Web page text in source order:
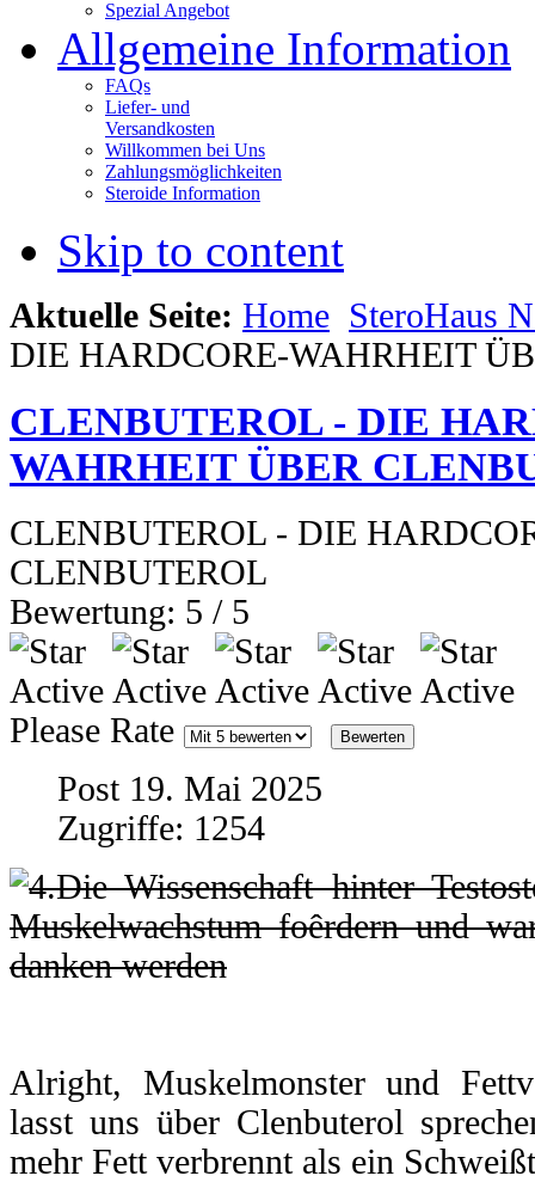
Spezial Angebot
Allgemeine Information
FAQs
Liefer- und
Versandkosten
Willkommen bei Uns
Zahlungsmöglichkeiten
Steroide Information
Skip to content
Aktuelle Seite: Home SteroHaus
DIE HARDCORE-WAHRHEIT
CLENBUTEROL - DIE
WAHRHEIT ÜBER
CLENBUTEROL - DIE
CLENBUTEROL
Bewertung: 5 / 5
Please Rate
Post 19. Mai 2025
Zugriffe: 1254
Alright, Muskelmonster und
lasst uns über Clenbuterol
mehr Fett verbrennt als ein